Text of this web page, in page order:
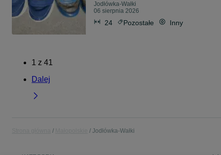
Jodłówka-Wałki
06 sierpnia 2026
24 Pozostałe Inny
1 z 41
Dalej
Jodłówka-Wałki